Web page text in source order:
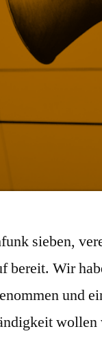
sieben,
bereit. Wir
und
wollen